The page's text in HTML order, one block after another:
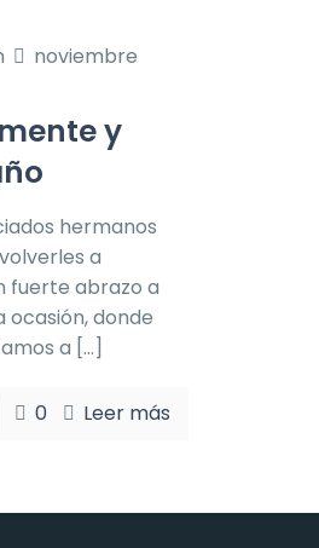
noviembre
y
hermanos
a
fuerte abrazo a
ocasión, donde
a […]
0 Leer más